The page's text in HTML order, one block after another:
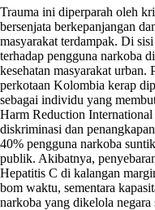
Trauma ini diperparah oleh
bersenjata berkepanjangan
masyarakat terdampak. Di
terhadap pengguna narkoba
kesehatan masyarakat urban.
perkotaan Kolombia kerap
sebagai individu yang
Harm Reduction
diskriminasi dan
40% pengguna narkoba
publik. Akibatnya,
Hepatitis C di kalangan
bom waktu, sementara
narkoba yang dikelola negara